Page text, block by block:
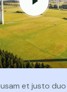
et justo